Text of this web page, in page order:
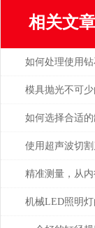
相关文
使用超声波切